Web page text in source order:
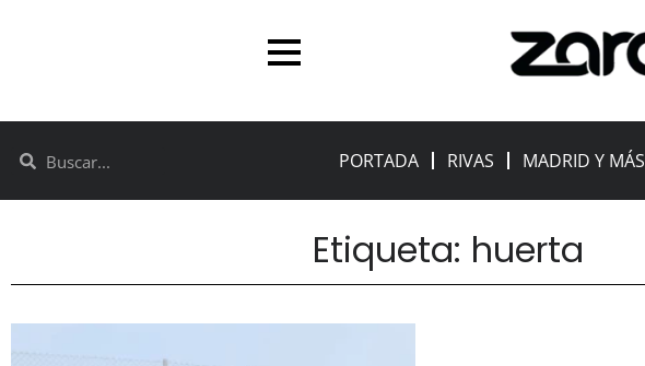
PORTADA RIVAS MADRID Y MÁS
Etiqueta: huerta